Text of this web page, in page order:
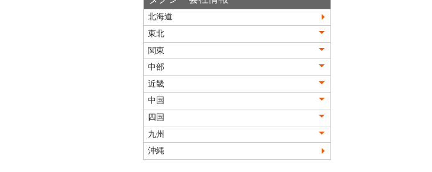
北海道
東北
関東
中部
近畿
中国
四国
九州
沖縄